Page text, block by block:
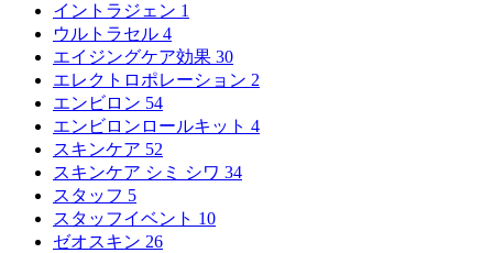
イントラジェン 1
ウルトラセル 4
エイジングケア効果 30
エレクトロポレーション 2
エンビロン 54
エンビロンロールキット 4
スキンケア 52
スキンケア シミ シワ 34
スタッフ 5
スタッフイベント 10
ゼオスキン 26